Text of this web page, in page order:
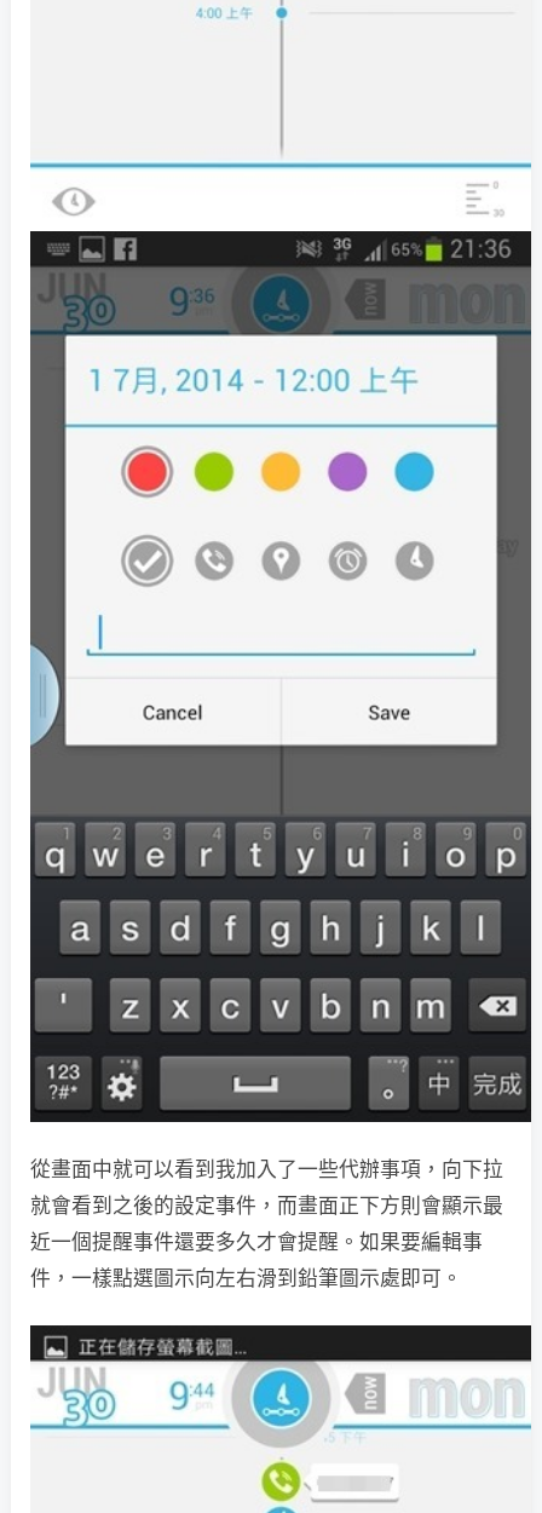
從畫面中就可以看到我加入了一些代辦事項，向下拉
就會看到之後的設定事件，而畫面正下方則會顯示最
近一個提醒事件還要多久才會提醒。如果要編輯事
件，一樣點選圖示向左右滑到鉛筆圖示處即可。